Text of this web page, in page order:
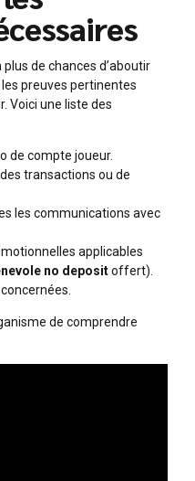
de chances d’aboutir
preuves pertinentes
Voici une liste des
de compte joueur.
transactions ou de
les communications avec
applicables
no depositoffert).
de comprendre